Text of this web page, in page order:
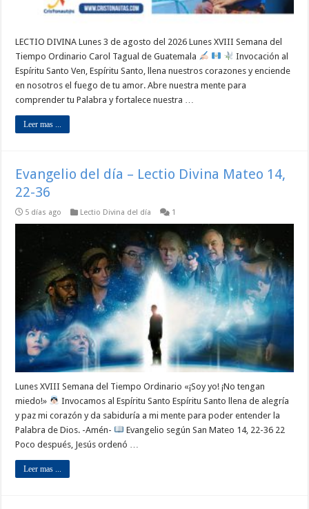
LECTIO DIVINA Lunes 3 de agosto del 2026 Lunes XVIII Semana del
Tiempo Ordinario Carol Tagual de Guatemala
Invocación al
Espíritu Santo Ven, Espíritu Santo, llena nuestros corazones y enciende
en nosotros el fuego de tu amor. Abre nuestra mente para
comprender tu Palabra y fortalece nuestra …
Leer mas ...
Evangelio del día – Lectio Divina Mateo 14,
22-36
5 días ago Lectio Divina del día 1
Lunes XVIII Semana del Tiempo Ordinario «¡Soy yo! ¡No tengan
miedo!»
Invocamos al Espíritu Santo Espíritu Santo llena de alegría
y paz mi corazón y da sabiduría a mi mente para poder entender la
Palabra de Dios. -Amén-
Evangelio según San Mateo 14, 22-36 22
Poco después, Jesús ordenó …
Leer mas ...